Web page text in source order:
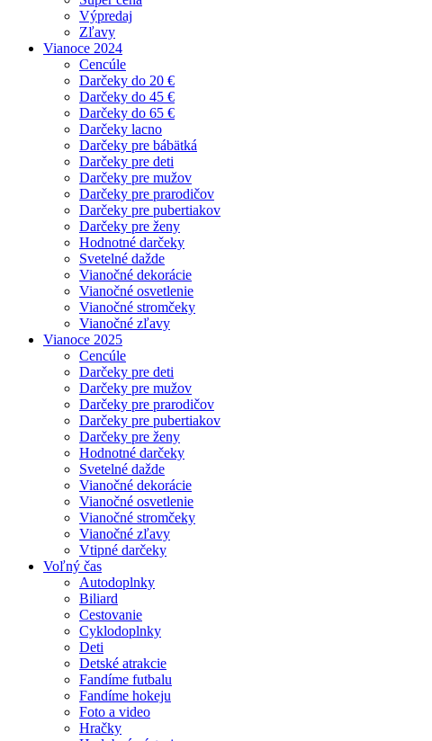
Výpredaj
Zľavy
Vianoce 2024
Cencúle
Darčeky do 20 €
Darčeky do 45 €
Darčeky do 65 €
Darčeky lacno
Darčeky pre bábätká
Darčeky pre deti
Darčeky pre mužov
Darčeky pre prarodičov
Darčeky pre pubertiakov
Darčeky pre ženy
Hodnotné darčeky
Svetelné dažde
Vianočné dekorácie
Vianočné osvetlenie
Vianočné stromčeky
Vianočné zľavy
Vianoce 2025
Cencúle
Darčeky pre deti
Darčeky pre mužov
Darčeky pre prarodičov
Darčeky pre pubertiakov
Darčeky pre ženy
Hodnotné darčeky
Svetelné dažde
Vianočné dekorácie
Vianočné osvetlenie
Vianočné stromčeky
Vianočné zľavy
Vtipné darčeky
Voľný čas
Autodoplnky
Biliard
Cestovanie
Cyklodoplnky
Deti
Detské atrakcie
Fandíme futbalu
Fandíme hokeju
Foto a video
Hračky